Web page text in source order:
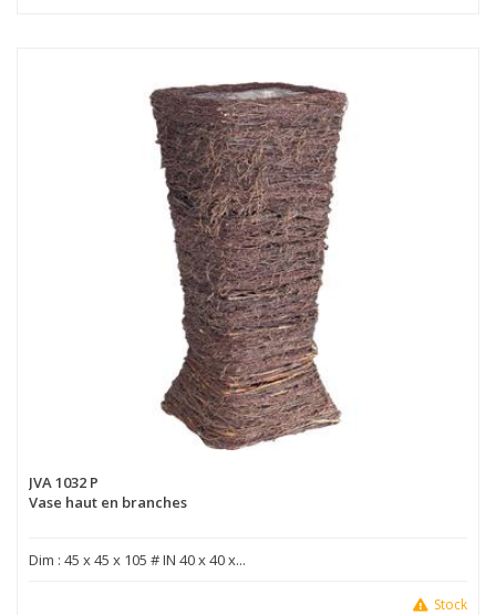
JVA 1032 P
Vase haut en branches
Dim : 45 x 45 x 105 # IN 40 x 40 x...
Stock